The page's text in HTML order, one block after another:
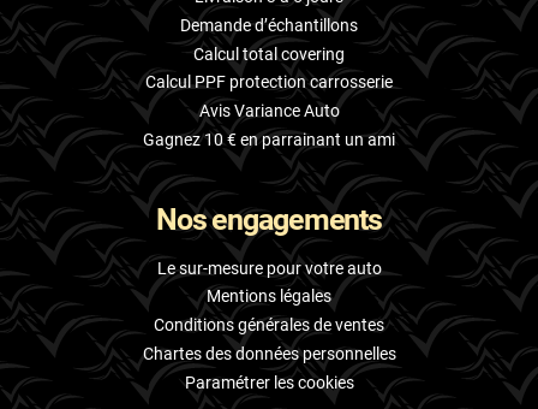
Demande d’échantillons
Calcul total covering
Calcul PPF protection carrosserie
Avis Variance Auto
Gagnez 10 € en parrainant un ami
Nos engagements
Le sur-mesure pour votre auto
Mentions légales
Conditions générales de ventes
Chartes des données personnelles
Paramétrer les cookies